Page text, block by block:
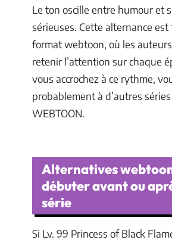
Le ton oscille entre humour et
sérieuses. Cette alternance
format webtoon, où les
retenir l’attention sur chaque
vous accrochez à ce rythme,
probablement à d’autres
WEBTOON.
Alternatives
débuter avant ou
série
Si Lv. 99 Princess of Black